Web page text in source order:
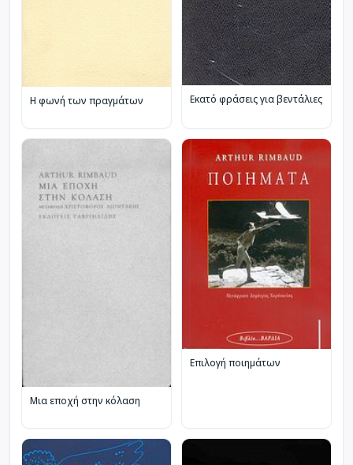
Η φωνή των πραγμάτων Εκατό φράσεις για βεντάλιες
Μια εποχή στην κόλαση
Επιλογή ποιημάτων